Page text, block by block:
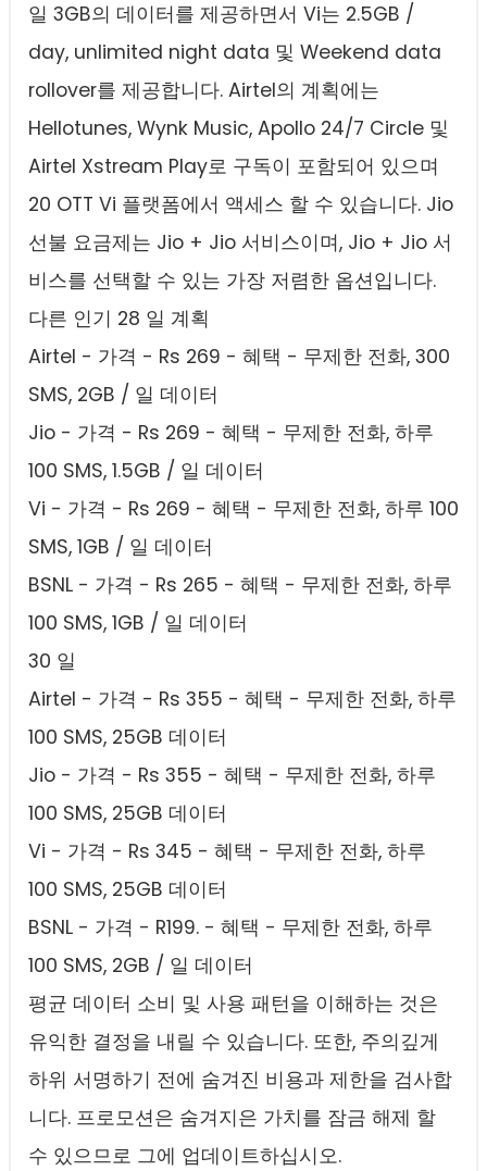
일 3GB의 데이터를 제공하면서 Vi는 2.5GB /
day, unlimited night data 및 Weekend data
rollover를 제공합니다. Airtel의 계획에는
Hellotunes, Wynk Music, Apollo 24/7 Circle 및
Airtel Xstream Play로 구독이 포함되어 있으며
20 OTT Vi 플랫폼에서 액세스 할 수 있습니다. Jio
선불 요금제는 Jio + Jio 서비스이며, Jio + Jio 서
비스를 선택할 수 있는 가장 저렴한 옵션입니다.
다른 인기 28 일 계획
Airtel - 가격 - Rs 269 - 혜택 - 무제한 전화, 300
SMS, 2GB / 일 데이터
Jio - 가격 - Rs 269 - 혜택 - 무제한 전화, 하루
100 SMS, 1.5GB / 일 데이터
Vi - 가격 - Rs 269 - 혜택 - 무제한 전화, 하루 100
SMS, 1GB / 일 데이터
BSNL - 가격 - Rs 265 - 혜택 - 무제한 전화, 하루
100 SMS, 1GB / 일 데이터
30 일
Airtel - 가격 - Rs 355 - 혜택 - 무제한 전화, 하루
100 SMS, 25GB 데이터
Jio - 가격 - Rs 355 - 혜택 - 무제한 전화, 하루
100 SMS, 25GB 데이터
Vi - 가격 - Rs 345 - 혜택 - 무제한 전화, 하루
100 SMS, 25GB 데이터
BSNL - 가격 - R199. - 혜택 - 무제한 전화, 하루
100 SMS, 2GB / 일 데이터
평균 데이터 소비 및 사용 패턴을 이해하는 것은
유익한 결정을 내릴 수 있습니다. 또한, 주의깊게
하위 서명하기 전에 숨겨진 비용과 제한을 검사합
니다. 프로모션은 숨겨지은 가치를 잠금 해제 할
수 있으므로 그에 업데이트하십시오.